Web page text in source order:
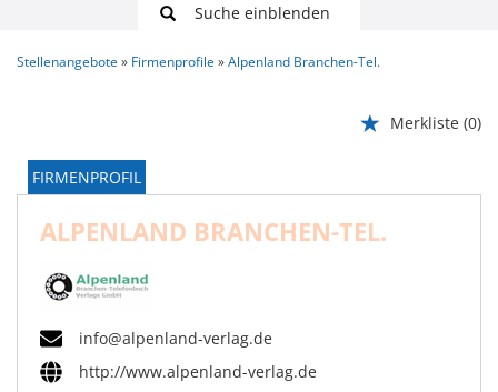
Suche einblenden
Stellenangebote Firmenprofile Alpenland Branchen-Tel.
Merkliste (0)
FIRMENPROFIL
ALPENLAND BRANCHEN-TEL.
info@alpenland-verlag.de
http://www.alpenland-verlag.de